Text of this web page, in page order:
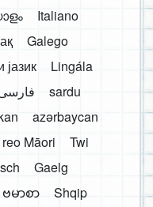
Italiano
Galego
јазик
Lingála
sardu
azərbaycan
Māori
Twi
Gaelg
ဗမာစာ
Shqip